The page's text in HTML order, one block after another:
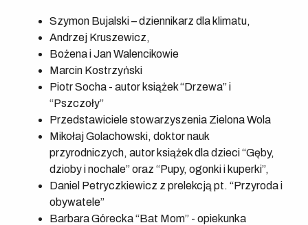
Szymon Bujalski – dziennikarz dla klimatu,
Andrzej Kruszewicz,
Bożena i Jan Walencikowie
Marcin Kostrzyński
Piotr Socha - autor książek “Drzewa” i
“Pszczoły”
Przedstawiciele stowarzyszenia Zielona Wola
Mikołaj Golachowski, doktor nauk
przyrodniczych, autor książek dla dzieci “Gęby,
dzioby i nochale” oraz “Pupy, ogonki i kuperki”,
Daniel Petryczkiewicz z prelekcją pt. “Przyroda i
obywatele”
Barbara Górecka “Bat Mom” - opiekunka